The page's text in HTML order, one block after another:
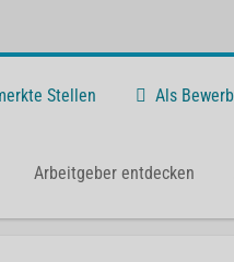
Stellen Als
Arbeitgeber entdecken